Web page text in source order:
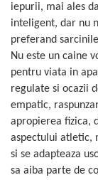
iepurii, mai ales
inteligent, dar nu
preferand
Nu este un caine
pentru viata in
regulate si ocazii
empatic,
apropierea fizica,
aspectului atletic,
si se adapteaza
sa aiba parte de